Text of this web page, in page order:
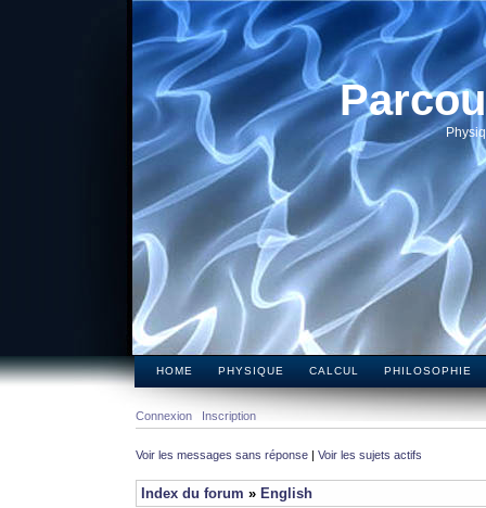
HOME PHYSIQUE CALCUL PHILOSOPHIE
Connexion Inscription
Voir les messages sans réponse | Voir les sujets actifs
Index du forum » English